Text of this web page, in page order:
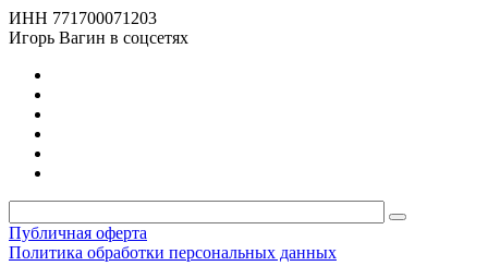
ИНН 771700071203
Игорь Вагин в соцсетях
Публичная оферта
Политика обработки персональных данных